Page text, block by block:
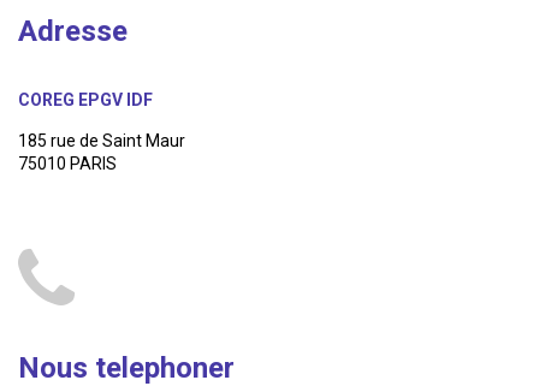
Adresse
COREG EPGV IDF
185 rue de Saint Maur
75010 PARIS
Nous telephoner